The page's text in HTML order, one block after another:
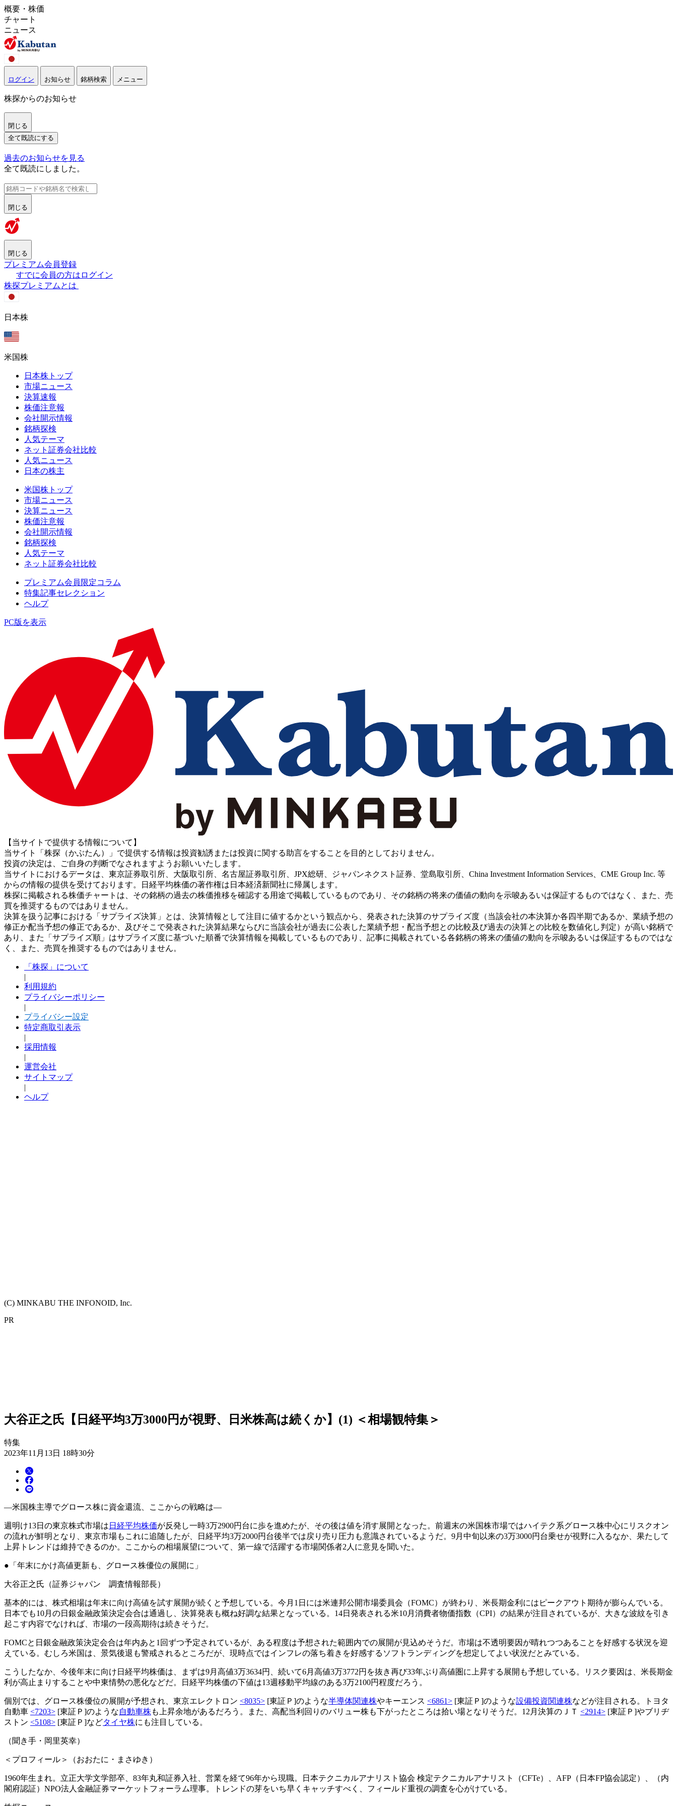
概要・株価
チャート
ニュース
ログイン お知らせ 銘柄検索 メニュー
株探からのお知らせ
閉じる
全て既読にする
過去のお知らせを見る
全て既読にしました。
閉じる
閉じる
プレミアム会員登録
すでに会員の方はログイン
株探プレミアムとは
日本株
米国株
日本株トップ
市場ニュース
決算速報
株価注意報
会社開示情報
銘柄探検
人気テーマ
ネット証券会社比較
人気ニュース
日本の株主
米国株トップ
市場ニュース
決算ニュース
株価注意報
会社開示情報
銘柄探検
人気テーマ
ネット証券会社比較
プレミアム会員限定コラム
特集記事セレクション
ヘルプ
PC版を表示
【当サイトで提供する情報について】
当サイト「株探（かぶたん）」で提供する情報は投資勧誘または投資に関する助言をすることを目的としておりません。
投資の決定は、ご自身の判断でなされますようお願いいたします。
当サイトにおけるデータは、東京証券取引所、大阪取引所、名古屋証券取引所、JPX総研、ジャパンネクスト証券、堂島取引所、China Investment Information Services、CME Group Inc. 等
からの情報の提供を受けております。日経平均株価の著作権は日本経済新聞社に帰属します。
株探に掲載される株価チャートは、その銘柄の過去の株価推移を確認する用途で掲載しているものであり、その銘柄の将来の価値の動向を示唆あるいは保証するものではなく、また、売
買を推奨するものではありません。
決算を扱う記事における「サプライズ決算」とは、決算情報として注目に値するかという観点から、発表された決算のサプライズ度（当該会社の本決算か各四半期であるか、業績予想の
修正か配当予想の修正であるか、及びそこで発表された決算結果ならびに当該会社が過去に公表した業績予想・配当予想との比較及び過去の決算との比較を数値化し判定）が高い銘柄で
あり、また「サプライズ順」はサプライズ度に基づいた順番で決算情報を掲載しているものであり、記事に掲載されている各銘柄の将来の価値の動向を示唆あるいは保証するものではな
く、また、売買を推奨するものではありません。
「株探」について
|
利用規約
プライバシーポリシー
|
プライバシー設定
特定商取引表示
|
採用情報
|
運営会社
サイトマップ
|
ヘルプ
(C) MINKABU THE INFONOID, Inc.
PR
大谷正之氏【日経平均3万3000円が視野、日米株高は続くか】(1) ＜相場観特集＞
特集
2023年11月13日 18時30分
―米国株主導でグロース株に資金還流、ここからの戦略は―
週明け13日の東京株式市場は 日経平均株価が反発し一時3万2900円台に歩を進めたが、その後は値を消す展開となった。前週末の米国株市場ではハイテク系グロース株中心にリスクオン
の流れが鮮明となり、東京市場もこれに追随したが、日経平均3万2000円台後半では戻り売り圧力も意識されているようだ。9月中旬以来の3万3000円台乗せが視野に入るなか、果たして
上昇トレンドは維持できるのか。ここからの相場展望について、第一線で活躍する市場関係者2人に意見を聞いた。
●「年末にかけ高値更新も、グロース株優位の展開に」
大谷正之氏（証券ジャパン 調査情報部長）
基本的には、株式相場は年末に向け高値を試す展開が続くと予想している。今月1日には米連邦公開市場委員会（FOMC）が終わり、米長期金利にはピークアウト期待が膨らんでいる。
日本でも10月の日銀金融政策決定会合は通過し、決算発表も概ね好調な結果となっている。14日発表される米10月消費者物価指数（CPI）の結果が注目されているが、大きな波紋を引き
起こす内容でなければ、市場の一段高期待は続きそうだ。
FOMCと日銀金融政策決定会合は年内あと1回ずつ予定されているが、ある程度は予想された範囲内での展開が見込めそうだ。市場は不透明要因が晴れつつあることを好感する状況を迎
えている。むしろ米国は、景気後退も警戒されるところだが、現時点ではインフレの落ち着きを好感するソフトランディングを想定してよい状況だとみている。
こうしたなか、今後年末に向け日経平均株価は、まずは9月高値3万3634円、続いて6月高値3万3772円を抜き再び33年ぶり高値圏に上昇する展開も予想している。リスク要因は、米長期金
利が高止まりすることや中東情勢の悪化などだ。日経平均株価の下値は13週移動平均線のある3万2100円程度だろう。
個別では、グロース株優位の展開が予想され、東京エレクトロン <8035> [東証Ｐ]のような半導体関連株やキーエンス <6861> [東証Ｐ]のような設備投資関連株などが注目される。トヨタ
自動車 <7203> [東証Ｐ]のような自動車株も上昇余地があるだろう。また、高配当利回りのバリュー株も下がったところは拾い場となりそうだ。12月決算のＪＴ <2914> [東証Ｐ]やブリヂ
ストン <5108> [東証Ｐ]などタイヤ株にも注目している。
（聞き手・岡里英幸）
＜プロフィール＞（おおたに・まさゆき）
1960年生まれ。立正大学文学部卒、83年丸和証券入社、営業を経て96年から現職。日本テクニカルアナリスト協会 検定テクニカルアナリスト（CFTe）、AFP（日本FP協会認定）、（内
閣府認証）NPO法人金融証券マーケットフォーラム理事。トレンドの芽をいち早くキャッチすべく、フィールド重視の調査を心がけている。